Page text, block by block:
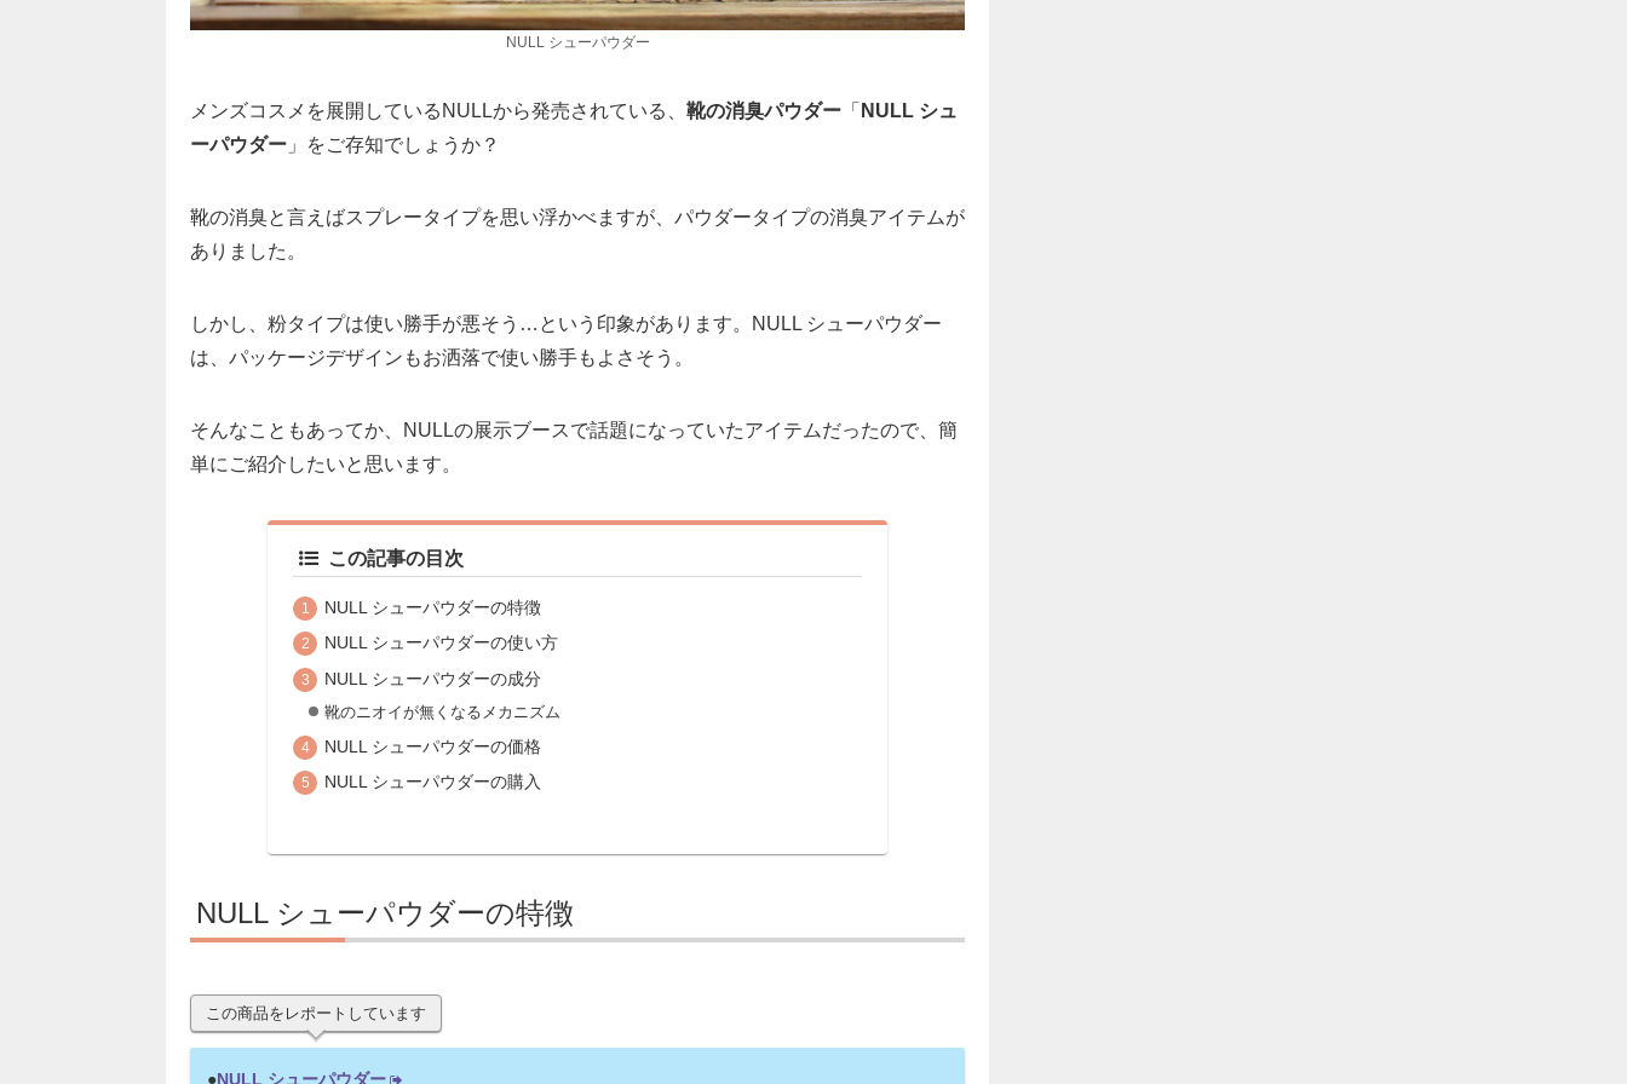
NULL シューパウダー
メンズコスメを展開しているNULLから発売されている、 靴の消臭パウダー 「 NULL シュ
ーパウダー 」をご存知でしょうか？
靴の消臭と言えばスプレータイプを思い浮かべますが、パウダータイプの消臭アイテムが
ありました。
しかし、粉タイプは使い勝手が悪そう…という印象があります。NULL シューパウダー
は、パッケージデザインもお洒落で使い勝手もよさそう。
そんなこともあってか、NULLの展示ブースで話題になっていたアイテムだったので、簡
単にご紹介したいと思います。
この記事の目次
NULL シューパウダーの特徴
NULL シューパウダーの使い方
NULL シューパウダーの成分
靴のニオイが無くなるメカニズム
NULL シューパウダーの価格
NULL シューパウダーの購入
NULL シューパウダーの特徴
この商品をレポートしています
●NULL シューパウダー